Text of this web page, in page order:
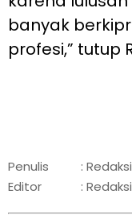
banyak
profesi,” tutup
Penulis
: Redaksi
Editor
: Redaksi